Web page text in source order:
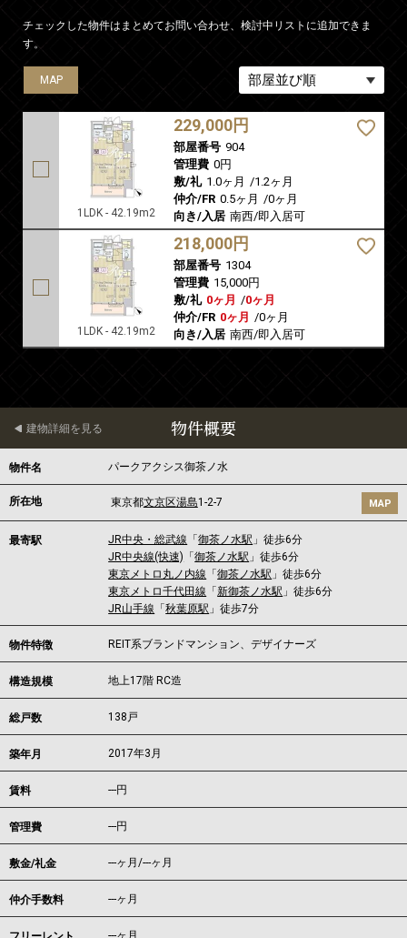
チェックした物件はまとめてお問い合わせ、検討中リストに追加できま
す。
MAP
1LDK - 42.19m2
229,000円
部屋番号 904
管理費 0円
敷/礼 1.0ヶ月 /1.2ヶ月
仲介/FR 0.5ヶ月 /0ヶ月
向き/入居 南西/即入居可
MAP
1LDK - 42.19m2
218,000円
部屋番号 1304
管理費 15,000円
敷/礼 0ヶ月 /0ヶ月
仲介/FR 0ヶ月 /0ヶ月
向き/入居 南西/即入居可
物件概要
建物詳細を見る
物件名 パークアクシス御茶ノ水
所在地 東京都文京区湯島1-2-7 MAP
最寄駅 JR中央・総武線 「御茶ノ水駅 」徒歩6分
JR中央線(快速) 「御茶ノ水駅 」徒歩6分
東京メトロ丸ノ内線 「御茶ノ水駅 」徒歩6分
東京メトロ千代田線 「新御茶ノ水駅 」徒歩6分
JR山手線 「秋葉原駅 」徒歩7分
物件特徴 REIT系ブランドマンション、デザイナーズ
構造規模 地上17階 RC造
総戸数 138戸
築年月 2017年3月
賃料 ---円
管理費 ---円
敷金/礼金 ---ヶ月/---ヶ月
仲介手数料 ---ヶ月